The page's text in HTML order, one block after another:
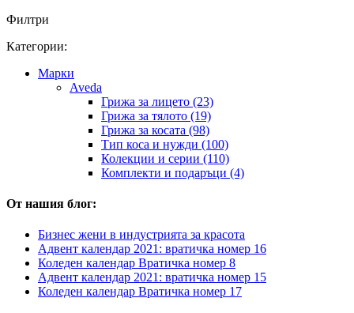
Филтри
Категории:
Mарки
Aveda
Грижа за лицето (23)
Грижа за тялото (19)
Грижа за косата (98)
Тип коса и нужди (100)
Колекции и серии (110)
Комплекти и подаръци (4)
От нашия блог:
Бизнес жени в индустрията за красота
Адвент календар 2021: вратичка номер 16
Коледен календар Вратичка номер 8
Адвент календар 2021: вратичка номер 15
Коледен календар Вратичка номер 17